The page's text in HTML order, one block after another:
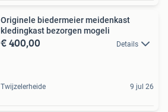
Originele biedermeier meidenkast
kledingkast bezorgen mogeli
€ 400,00 Details
Twijzelerheide 9 jul 26